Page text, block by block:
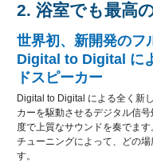
2. 浴室でも最高の
世界初、新開発のフ
Digital to Digital に
ドスピーカー
Digital to Digital による全く新
カーを駆動させるデジタル信
度で上質なサウンドを奏でま
チューニングによって、どの
す。